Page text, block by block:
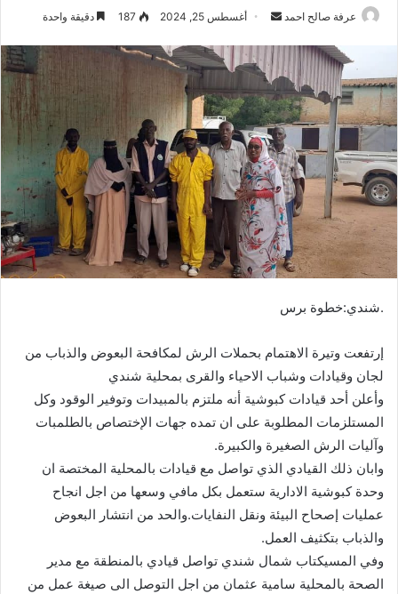
عرفة صالح احمد
ل
ب
ر
ي
د
ا
إ
ك
ت
ي
ا
أغسطس 25, 2024 187 دقيقة واحدة
.شندي:خطوة برس
إرتفعت وتيرة الاهتمام بحملات الرش لمكافحة البعوض والذباب من
لجان وقيادات وشباب الاحياء والقرى بمحلية شندي
وأعلن أحد قيادات كبوشية أنه ملتزم بالمبيدات وتوفير الوقود وكل
المستلزمات المطلوبة على ان تمده جهات الإختصاص بالطلمبات
وآليات الرش الصغيرة والكبيرة.
وابان ذلك القيادي الذي تواصل مع قيادات بالمحلية المختصة ان
وحدة كبوشية الادارية ستعمل بكل مافي وسعها من اجل انجاح
عمليات إصحاح البيئة ونقل النفايات.والحد من انتشار البعوض
والذباب بتكثيف العمل.
وفي المسيكتاب شمال شندي تواصل قيادي بالمنطقة مع مدير
الصحة بالمحلية سامية عثمان من اجل التوصل الى صيغة عمل من